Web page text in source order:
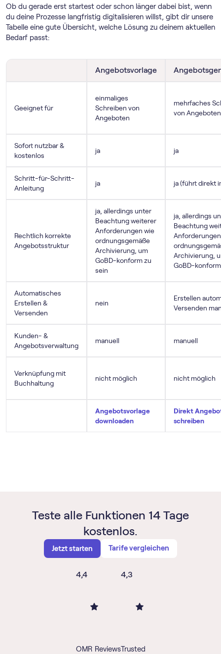
Ob du gerade erst startest oder schon länger dabei bist, wenn
du deine Prozesse langfristig digitalisieren willst, gibt dir unsere
Tabelle eine gute Übersicht, welche Lösung zu deinem aktuellen
Bedarf passt:
Angebotsvorlage
Geeignet für
einmaliges
Schreiben von
Angeboten
mehrfaches
von Angeboten
Sofort nutzbar &
kostenlos
ja ja
Schritt-für-Schritt-
Anleitung
ja ja (führt direkt
Rechtlich korrekte
Angebotsstruktur
ja, allerdings unter
Beachtung weiterer
Anforderungen wie
ordnungsgemäße
Archivierung, um
GoBD-konform zu
sein
ja, allerdings
Beachtung
Archivierung,
GoBD-
Automatisches
Erstellen &
Versenden
nein
Erstellen
Versenden
Kunden- &
Angebotsverwaltung
manuell manuell
Verknüpfung mit
Buchhaltung
nicht möglich nicht möglich
Angebotsvorlage
downloaden
Direkt
schreiben
Teste alle Funktionen 14 Tage
kostenlos.
Jetzt starten Tarife vergleichen
4,4
OMR Reviews
4,3
Trusted